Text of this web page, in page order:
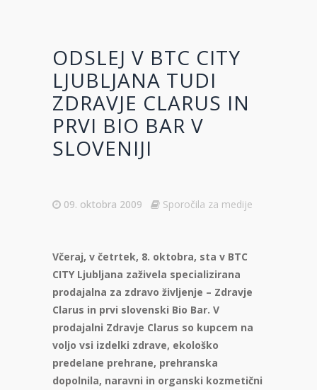
ODSLEJ V BTC CITY
LJUBLJANA TUDI
ZDRAVJE CLARUS IN
PRVI BIO BAR V
SLOVENIJI
09. oktobra 2009 Sporočila za medije
Včeraj, v četrtek, 8. oktobra, sta v BTC
CITY Ljubljana zaživela specializirana
prodajalna za zdravo življenje – Zdravje
Clarus in prvi slovenski Bio Bar. V
prodajalni Zdravje Clarus so kupcem na
voljo vsi izdelki zdrave, ekološko
predelane prehrane, prehranska
dopolnila, naravni in organski kozmetični